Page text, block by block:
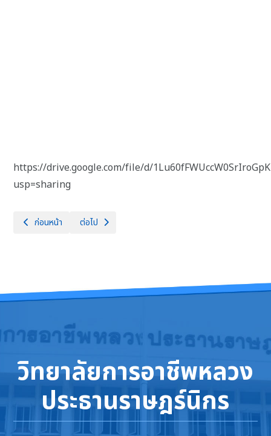
https://drive.google.com/file/d/
usp=sharing
เนื้อหาก่อนหน้า: ประกาศผู้ชนะการเสนอราคา ประกวดราคาเช่าโครงการจัดเ
ก่อนหน้า เนื้อหาถัดไป: เผยแพร่แผนการจัดซื้อจัดจ้าง ประจำปีงบปร
ต่อไป
วิทยาลัยการอาชีพหลวง
ประธานราษฎร์นิกร